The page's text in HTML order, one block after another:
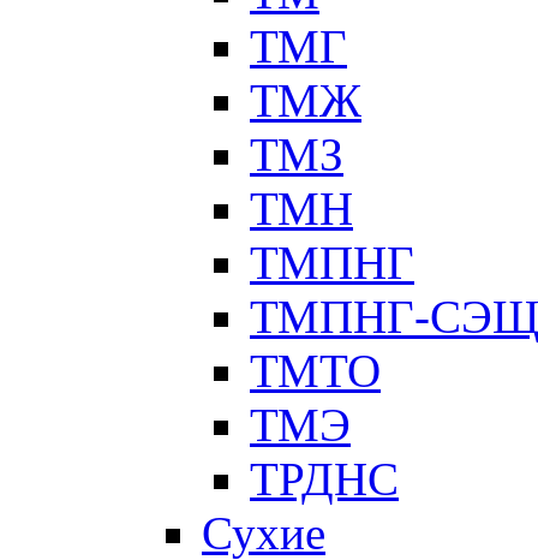
ТМГ
ТМЖ
ТМЗ
ТМН
ТМПНГ
ТМПНГ-СЭЩ
ТМТО
ТМЭ
ТРДНС
Сухие